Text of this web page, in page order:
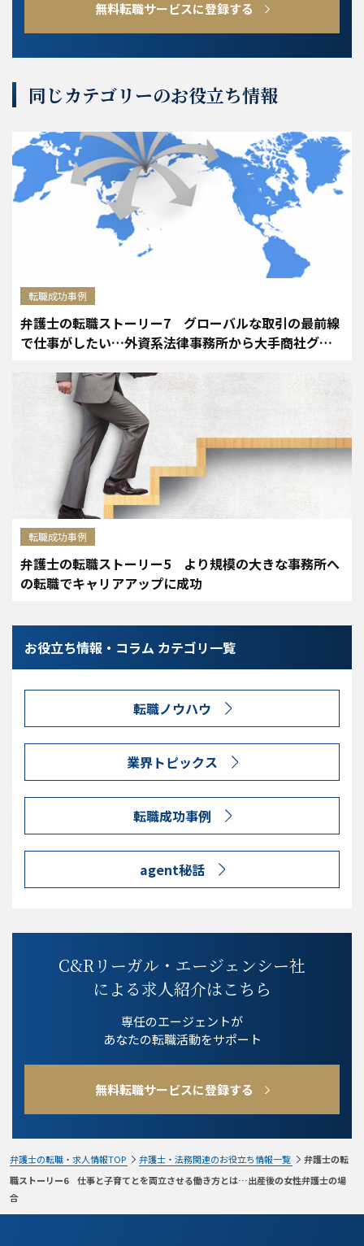
無料転職サービスに登録する
同じカテゴリーのお役立ち情報
転職成功事例
弁護士の転職ストーリー7 グローバルな取引の最前線
で仕事がしたい…外資系法律事務所から大手商社グル
転職成功事例
弁護士の転職ストーリー5 より規模の大きな事務所へ
の転職でキャリアアップに成功
お役立ち情報・コラム カテゴリ一覧
転職ノウハウ
業界トピックス
転職成功事例
agent秘話
C&Rリーガル・エージェンシー社
による求人紹介はこちら
専任のエージェントが
あなたの転職活動をサポート
無料転職サービスに登録する
弁護士の転職・求人情報TOP 弁護士・法務関連のお役立ち情報一覧
弁護士の転
職ストーリー6 仕事と子育てとを両立させる働き方とは…出産後の女性弁護士の場
合